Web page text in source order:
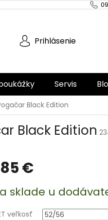
Prihlásenie
Servis
Black Edition
Black Edition
€
sklade u
veľkosť